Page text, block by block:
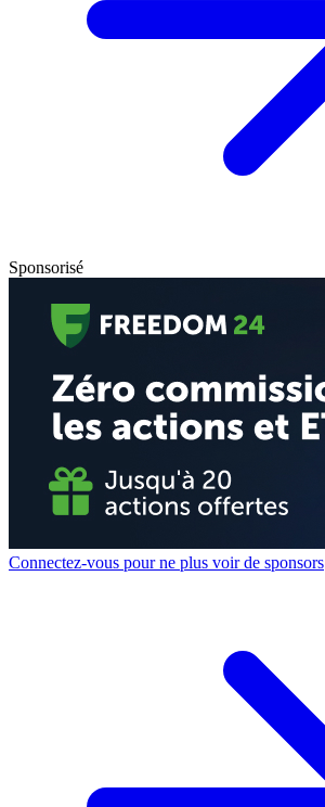
Sponsorisé
Connectez-vous pour ne plus voir de sponsors